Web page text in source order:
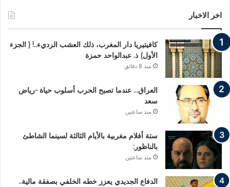
اخر الاخبار
كافيتيريا دار المغرب، ذلك العشب الرديء..! ( الجزء
الأول) ذ. عبدالواحد حمزة
منذ 8 دقائق
العراق… عندما تصبح الحرب أسلوب حياة -رياض
سعد
منذ ساعتين
ستة أفلام مغربية بالأيام الثالثة لسينما الشاطئ
بالناظور:
منذ ساعتين
الدفاع الجديدي يعزز خطه الخلفي بصفقة مالية..